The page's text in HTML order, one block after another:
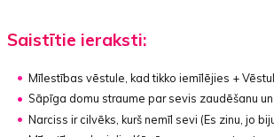
Saistītie ieraksti:
Mīlestības vēstule, kad tikko iemīlējies +
Sāpīga domu straume par sevis zaudēšanu
Narciss ir cilvēks, kurš nemīl sevi (Es zinu, jo